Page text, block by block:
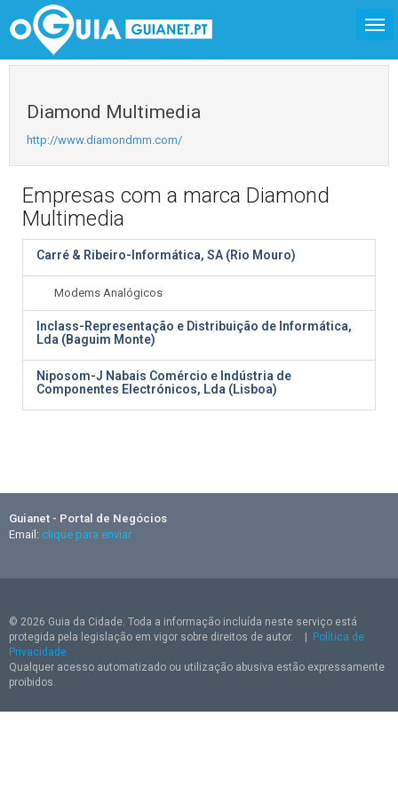
Diamond Multimedia
http://www.diamondmm.com/
Empresas com a marca Diamond
Multimedia
Carré & Ribeiro-Informática, SA (Rio Mouro)
Modems Analógicos
Inclass-Representação e Distribuição de Informática,
Lda (Baguim Monte)
Niposom-J Nabais Comércio e Indústria de
Componentes Electrónicos, Lda (Lisboa)
Guianet - Portal de Negócios
Email: clique para enviar
© 2026 Guia da Cidade. Toda a informação incluída neste serviço está
protegida pela legislação em vigor sobre direitos de autor.
Política de
Privacidade
Qualquer acesso automatizado ou utilização abusiva estão expressamente
proibidos.